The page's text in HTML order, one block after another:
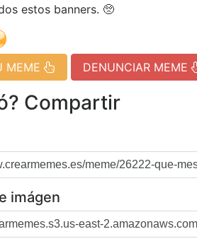
estos banners. 🥺
MEME DENUNCIAR MEME
Compartir
imágen